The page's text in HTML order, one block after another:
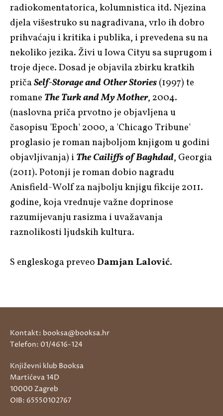
radiokomentatorica, kolumnistica itd. Njezina
djela višestruko su nagrađivana, vrlo ih dobro
prihvaćaju i kritika i publika, i prevedena su na
nekoliko jezika. Živi u Iowa Cityu sa suprugom i
troje djece. Dosad je objavila zbirku kratkih
pričaSelf-Storage and Other Stories(1997) te
romane The Turk and My Mother, 2004.
(naslovna priča prvotno je objavljena u
časopisu 'Epoch' 2000, a 'Chicago Tribune'
proglasio je roman najboljom knjigom u godini
objavljivanja) iThe Cailiffs of Baghdad, Georgia
(2011). Potonji je roman dobio nagradu
Anisfield-Wolf za najbolju knjigu fikcije 2011.
godine, koja vrednuje važne doprinose
razumijevanju rasizma i uvažavanja
raznolikosti ljudskih kultura.
S engleskoga preveoDamjan Lalović.
Kontakt: booksa@booksa.hr
Telefon: 01/4616-124
Književni klub Booksa
Martićeva 14D
10000 Zagreb
OIB: 65550102767